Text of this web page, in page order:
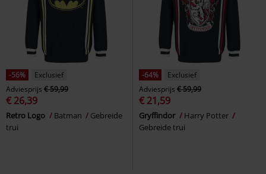
-56%
Exclusief
Adviesprijs € 59,99
€ 26,39
Retro Logo Batman
Gebreide
trui
-64%
Exclusief
Adviesprijs € 59,99
€ 21,59
Gryffindor
Harry Potter
Gebreide trui